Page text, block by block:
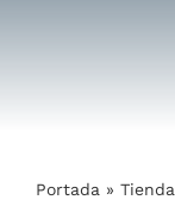
Portada » Tienda